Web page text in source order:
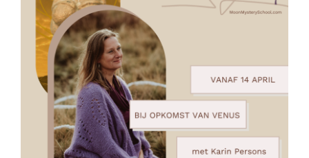
Contact
Zoeken
naar: